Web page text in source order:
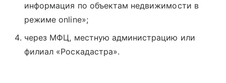
информация по объектам недвижимости в
режиме online»;
через МФЦ, местную администрацию или
филиал «Роскадастра».